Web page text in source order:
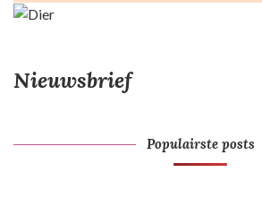
Nieuwsbrief
Populairste posts